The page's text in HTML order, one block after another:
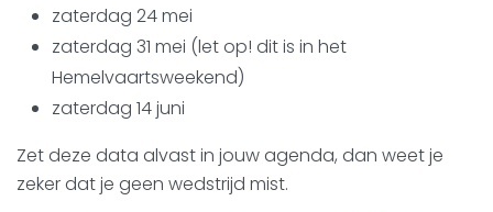
zaterdag 24 mei
zaterdag 31 mei (let op! dit is in het
Hemelvaartsweekend)
zaterdag 14 juni
Zet deze data alvast in jouw agenda, dan weet je
zeker dat je geen wedstrijd mist.